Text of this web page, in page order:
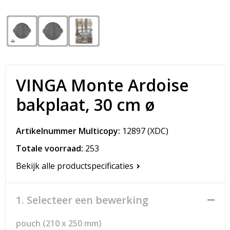
Spellen voor binnen en buiten
Veiligheid, Auto en Fiets
Vrije tijd en Strand
Opvouwbare tassen
Promotietassen
Reistassen
Rugzakken
Sporttassen
VINGA Monte Ardoise
bakplaat, 30 cm ø
Artikelnummer Multicopy: 12897(XDC)
Totale voorraad: 253
Bekijk alle productspecificaties
1. Selecteer een bewerking
pouch (210 x 250 mm)